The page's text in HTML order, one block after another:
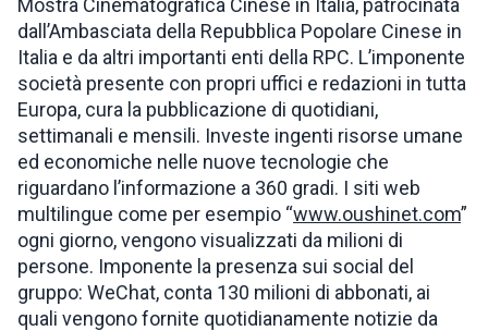
Mostra Cinematografica Cinese in Italia, patrocinata
dall’Ambasciata della Repubblica Popolare Cinese in
Italia e da altri importanti enti della RPC. L’imponente
società presente con propri uffici e redazioni in tutta
Europa, cura la pubblicazione di quotidiani,
settimanali e mensili. Investe ingenti risorse umane
ed economiche nelle nuove tecnologie che
riguardano l’informazione a 360 gradi. I siti web
multilingue come per esempio “www.oushinet.com”
ogni giorno, vengono visualizzati da milioni di
persone. Imponente la presenza sui social del
gruppo: WeChat, conta 130 milioni di abbonati, ai
quali vengono fornite quotidianamente notizie da